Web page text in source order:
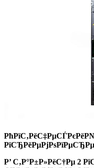
Р’ С‚Р°Р±Р»РёС†Рµ 2